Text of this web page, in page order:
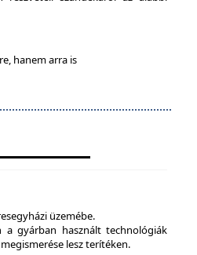
hanem arra is
üzemébe.
gyárban használt technológiák
lesz terítéken.